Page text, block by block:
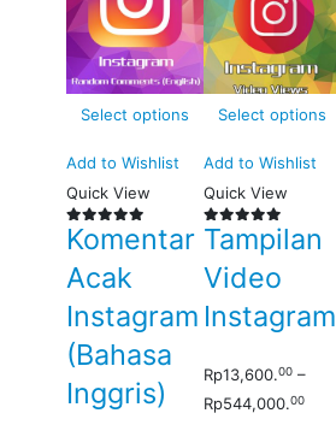
Select options
Add to Wishlist
Quick View
0out of 5
Komentar
Acak
Instagram
(Bahasa
Inggris)
Select options
Add to Wishlist
Quick View
0out of 5
Tampilan
Video
Instagram
Rp13,600.00 –
Rp544,000.00